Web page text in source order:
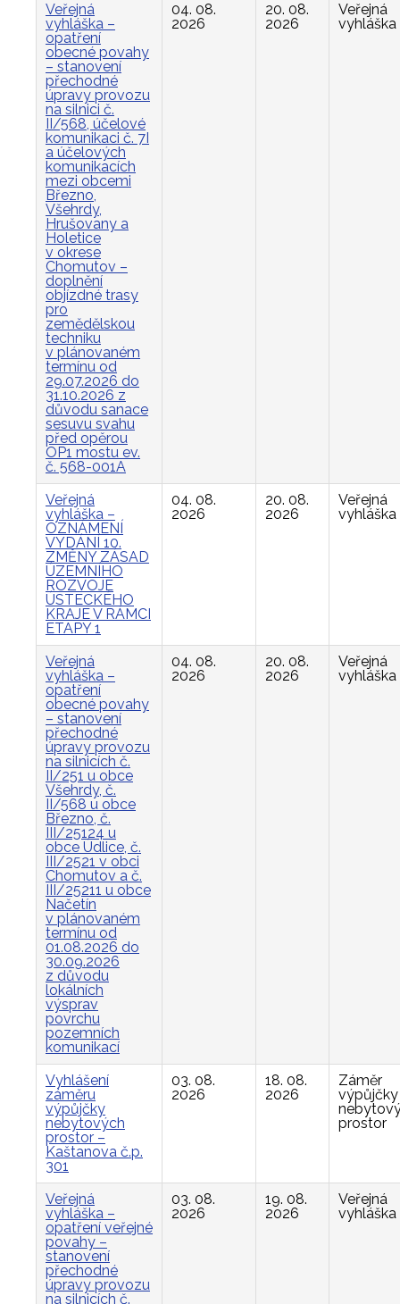
Veřejná
vyhláška –
opatření
obecné povahy
– stanovení
přechodné
úpravy provozu
na silnici č.
II/568, účelové
komunikaci č. 7I
a účelových
komunikacích
mezi obcemi
Březno,
Všehrdy,
Hrušovany a
Holetice
v okrese
Chomutov –
doplnění
objízdné trasy
pro
zemědělskou
techniku
v plánovaném
termínu od
29.07.2026 do
31.10.2026 z
důvodu sanace
sesuvu svahu
před opěrou
OP1 mostu ev.
č. 568-001A
04. 08.
2026
20. 08.
2026
Veřejná
vyhláška
Veřejná
vyhláška –
OZNÁMENÍ
VYDÁNÍ 10.
ZMĚNY ZÁSAD
ÚZEMNÍHO
ROZVOJE
ÚSTECKÉHO
KRAJE V RÁMCI
ETAPY 1
04. 08.
2026
20. 08.
2026
Veřejná
vyhláška
Veřejná
vyhláška –
opatření
obecné povahy
– stanovení
přechodné
úpravy provozu
na silnicích č.
II/251 u obce
Všehrdy, č.
II/568 u obce
Březno, č.
III/25124 u
obce Údlice, č.
III/2521 v obci
Chomutov a č.
III/25211 u obce
Načetín
v plánovaném
termínu od
01.08.2026 do
30.09.2026
z důvodu
lokálních
výsprav
povrchu
pozemních
komunikací
04. 08.
2026
20. 08.
2026
Veřejná
vyhláška
Vyhlášení
záměru
výpůjčky
nebytových
prostor –
Kaštanova č.p.
301
03. 08.
2026
18. 08.
2026
Záměr
výpůjčky
prostor
Veřejná
vyhláška –
opatření veřejné
povahy –
stanovení
přechodné
úpravy provozu
na silnicích č.
03. 08.
2026
19. 08.
2026
Veřejná
vyhláška